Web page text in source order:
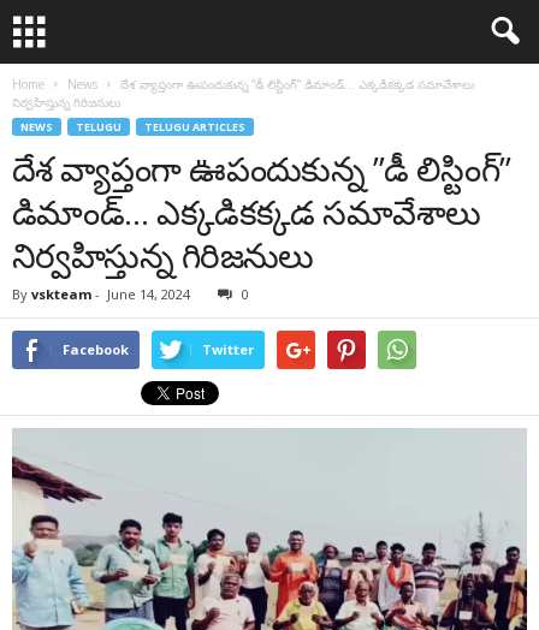
Home News
దేశ వ్యాప్తంగా ఊపందుకున్న ”డీ లిస్టింగ్‌” డిమాండ్… ఎక్కడికక్కడ సమావేశాలు
నిర్వహిస్తున్న గిరిజనులు
NEWS TELUGU TELUGU ARTICLES
దేశ వ్యాప్తంగా ఊపందుకున్న ”డీ లిస్టింగ్‌”
డిమాండ్… ఎక్కడికక్కడ సమావేశాలు
నిర్వహిస్తున్న గిరిజనులు
By vskteam - June 14, 2024 0
Facebook Twitter